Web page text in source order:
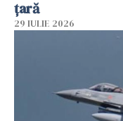
țară
29 IULIE 2026